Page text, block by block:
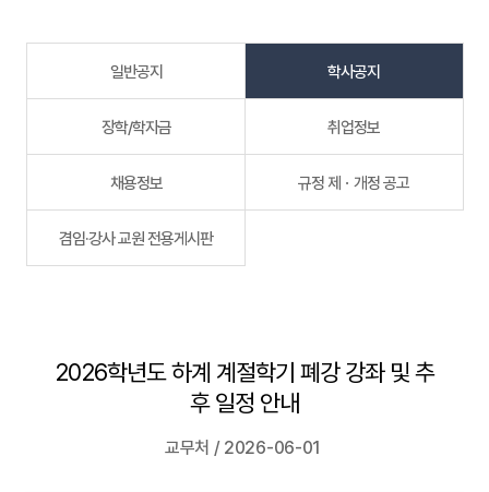
일반공지 학사공지
장학/학자금 취업정보
채용정보 규정 제ㆍ개정 공고
겸임·강사 교원 전용게시판
2026학년도 하계 계절학기 폐강 강좌 및 추
후 일정 안내
교무처 / 2026-06-01